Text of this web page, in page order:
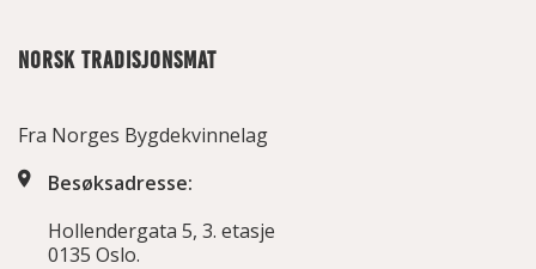
NORSK TRADISJONSMAT
Fra Norges Bygdekvinnelag
Besøksadresse:
Hollendergata 5, 3. etasje
0135 Oslo.